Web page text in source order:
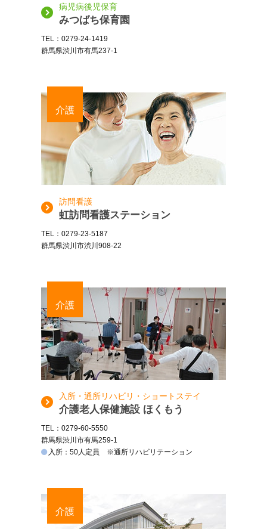
病児病後児保育
みつばち保育園
TEL：0279-24-1419
群馬県渋川市有馬237-1
介護
訪問看護
虹訪問看護ステーション
TEL：0279-23-5187
群馬県渋川市渋川908-22
介護
入所・通所リハビリ・ショートステイ
介護老人保健施設 ほくもう
TEL：0279-60-5550
群馬県渋川市有馬259-1
入所：50人定員 ※通所リハビリテーション
介護